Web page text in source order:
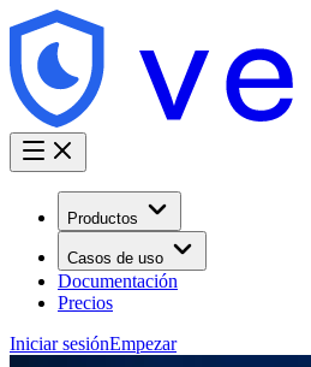
Productos
Casos de uso
Documentación
Precios
Iniciar sesiónEmpezar